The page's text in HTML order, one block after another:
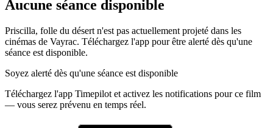
Aucune séance disponible
Priscilla, folle du désert n'est pas actuellement projeté dans les
cinémas de Vayrac. Téléchargez l'app pour être alerté dès qu'une
séance est disponible.
Soyez alerté dès qu'une séance est disponible
Téléchargez l'app Timepilot et activez les notifications pour ce film
— vous serez prévenu en temps réel.